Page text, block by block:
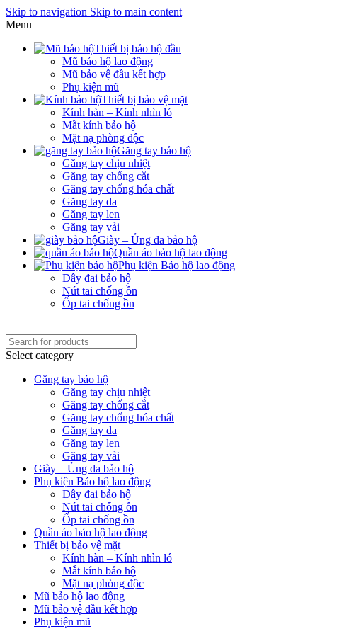
Skip to navigation Skip to main content
Menu
Thiết bị bảo hộ đầu
Mũ bảo hộ lao động
Mũ bảo vệ đầu kết hợp
Phụ kiện mũ
Thiết bị bảo vệ mặt
Kính hàn – Kính nhìn ló
Mắt kính bảo hộ
Mặt nạ phòng độc
Găng tay bảo hộ
Găng tay chịu nhiệt
Găng tay chống cắt
Găng tay chống hóa chất
Găng tay da
Găng tay len
Găng tay vải
Giày – Ủng da bảo hộ
Quần áo bảo hộ lao động
Phụ kiện Bảo hộ lao động
Dây đai bảo hộ
Nút tai chống ồn
Ốp tai chống ồn
Select category
Găng tay bảo hộ
Găng tay chịu nhiệt
Găng tay chống cắt
Găng tay chống hóa chất
Găng tay da
Găng tay len
Găng tay vải
Giày – Ủng da bảo hộ
Phụ kiện Bảo hộ lao động
Dây đai bảo hộ
Nút tai chống ồn
Ốp tai chống ồn
Quần áo bảo hộ lao động
Thiết bị bảo vệ mặt
Kính hàn – Kính nhìn ló
Mắt kính bảo hộ
Mặt nạ phòng độc
Mũ bảo hộ lao động
Mũ bảo vệ đầu kết hợp
Phụ kiện mũ